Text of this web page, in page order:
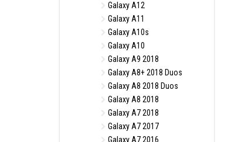
Galaxy A12
Galaxy A11
Galaxy A10s
Galaxy A10
Galaxy A9 2018
Galaxy A8+ 2018 Duos
Galaxy A8 2018 Duos
Galaxy A8 2018
Galaxy A7 2018
Galaxy A7 2017
Galaxy A7 2016